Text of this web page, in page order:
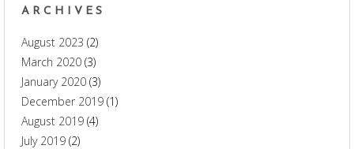
ARCHIVES
August 2023 (2)
March 2020 (3)
January 2020 (3)
December 2019 (1)
August 2019 (4)
July 2019 (2)